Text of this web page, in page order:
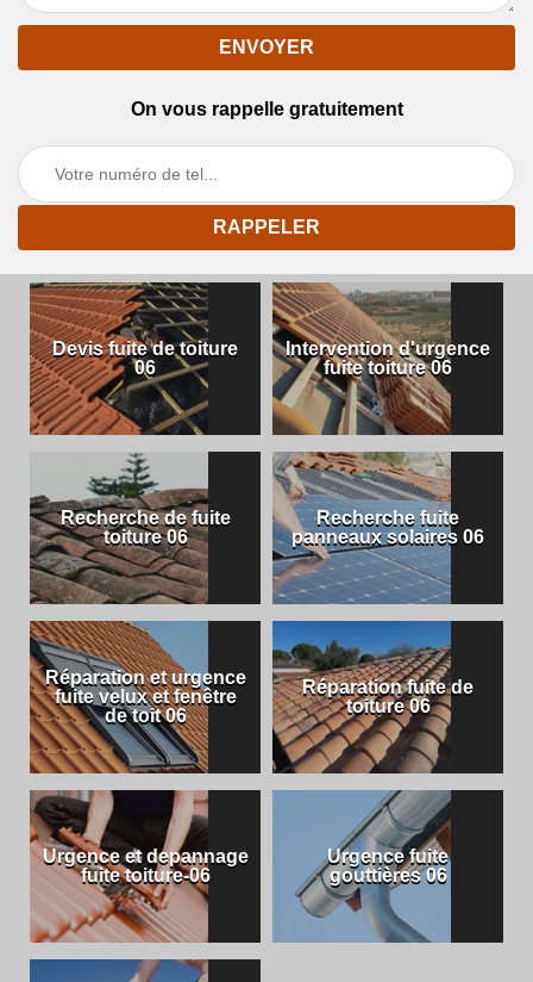
On vous rappelle gratuitement
Devis fuite de toiture
06
Intervention d'urgence
fuite toiture 06
Recherche de fuite
toiture 06
Recherche fuite
panneaux solaires 06
Réparation et urgence
fuite velux et fenêtre
de toit 06
Réparation fuite de
toiture 06
Urgence et depannage
fuite toiture-06
Urgence fuite
gouttières 06